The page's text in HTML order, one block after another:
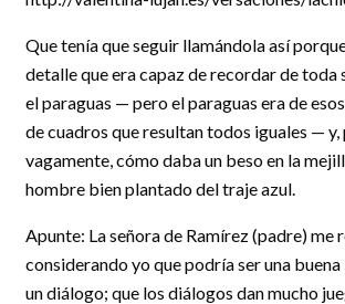
Que tenía que seguir llamándola así
detalle que era capaz de recordar de toda
el paraguas — pero el paraguas era de
de cuadros que resultan todos iguales — y,
vagamente, cómo daba un beso en la
hombre bien plantado del traje azul.
Apunte: La señora de Ramírez (padre) me
considerando yo que podría ser una
un diálogo; que los diálogos dan mucho